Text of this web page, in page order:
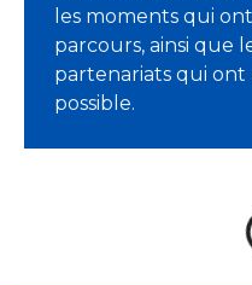
les moments qui
parcours, ainsi que
partenariats qui
possible.